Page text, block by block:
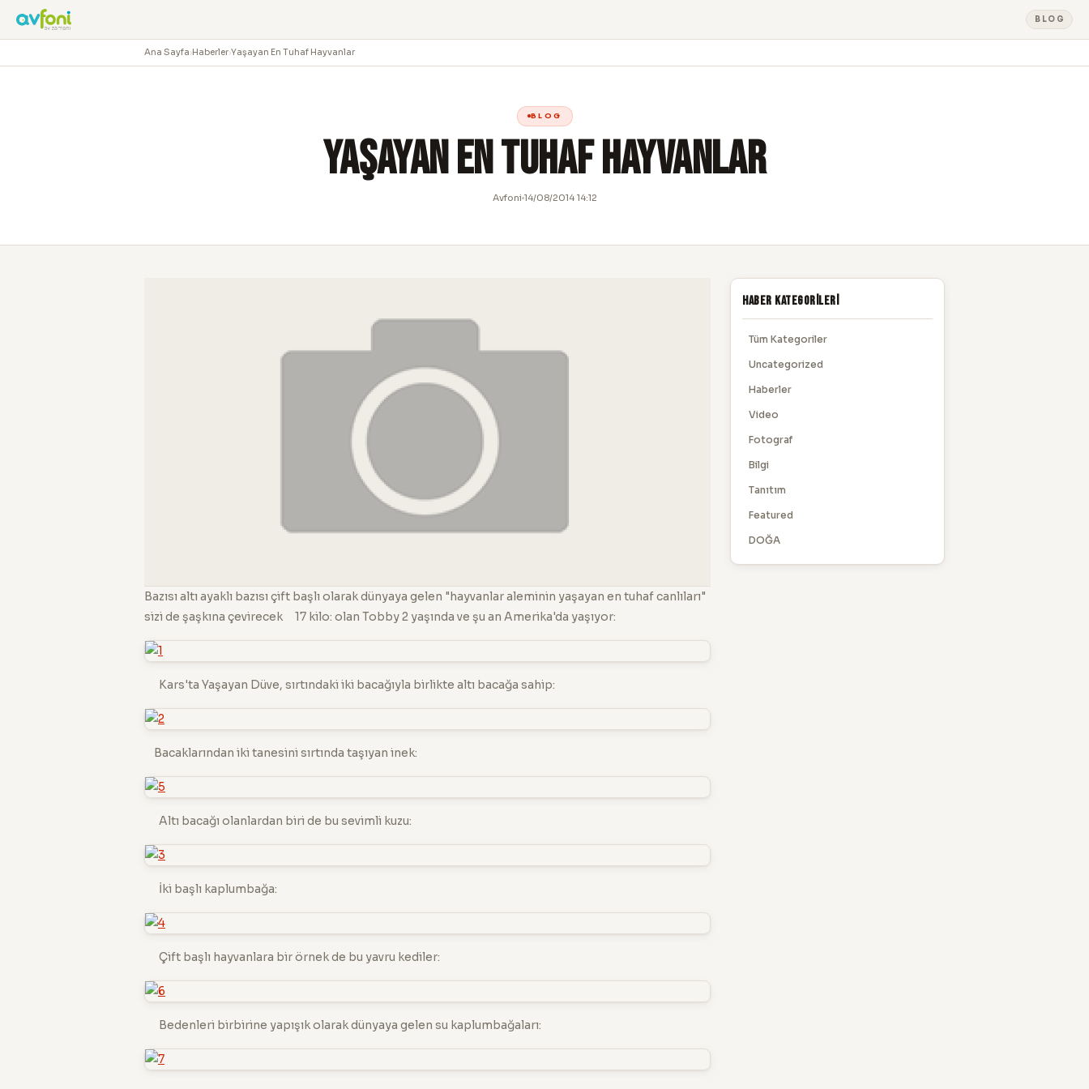
BLOG
Ana Sayfa›Haberler›Yaşayan En Tuhaf Hayvanlar
BLOG
Yaşayan En Tuhaf Hayvanlar
Avfoni 14/08/2014 14:12
Bazısı altı ayaklı bazısı çift başlı olarak dünyaya gelen "hayvanlar aleminin yaşayan en tuhaf canlıları"
sizi de şaşkına çevirecek 17 kilo: olan Tobby 2 yaşında ve şu an Amerika'da yaşıyor:
Kars'ta Yaşayan Düve, sırtındaki iki bacağıyla birlikte altı bacağa sahip:
Bacaklarından iki tanesini sırtında taşıyan inek:
Altı bacağı olanlardan biri de bu sevimli kuzu:
İki başlı kaplumbağa:
Çift başlı hayvanlara bir örnek de bu yavru kediler:
Bedenleri birbirine yapışık olarak dünyaya gelen su kaplumbağaları:
Haber Kategorileri
Tüm Kategoriler
Uncategorized
Haberler
Video
Fotograf
Bilgi
Tanıtım
Featured
DOĞA